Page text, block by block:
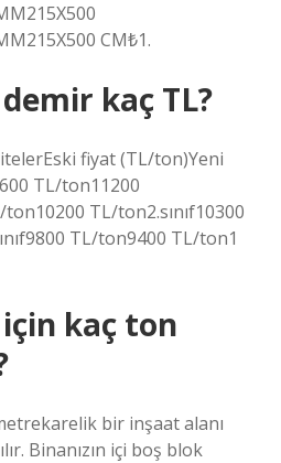
CM₺1.
kaç TL?
fiyat (TL/ton)Yeni
TL/ton11200
TL/ton2.sınıf10300
TL/ton9400 TL/ton1
kaç ton
bir inşaat alanı
Binanızın içi boş blok